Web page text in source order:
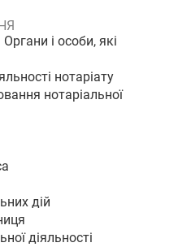
і особи, які
нотаріату
нотаріальної
дій
діяльності